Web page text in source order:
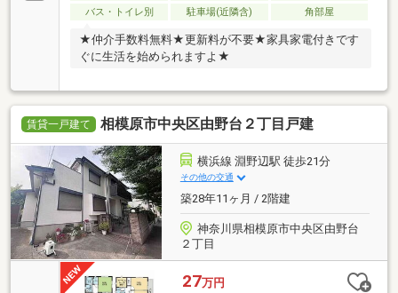
バス・トイレ別
駐車場(近隣含) 角部屋
★仲介手数料無料★更新料が不要★家具家電付きです
ぐに生活を始められますよ★
賃貸一戸建て 相模原市中央区由野台２丁目戸建
横浜線 淵野辺駅 徒歩21分
その他の交通
築28年11ヶ月 / 2階建
神奈川県相模原市中央区由野台
２丁目
27万円